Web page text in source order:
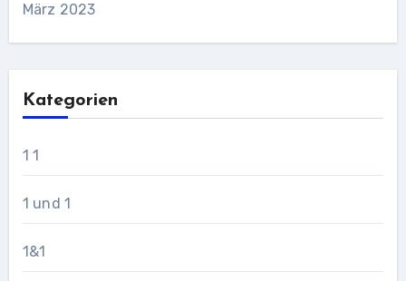
März 2023
Kategorien
1 1
1 und 1
1&1